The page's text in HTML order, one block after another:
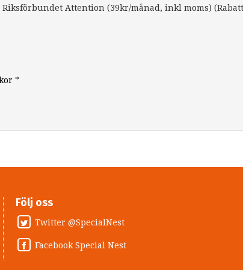
Attention (39kr/månad, inkl moms)
*
Följ oss
Twitter @SpecialNest
Facebook Special Nest